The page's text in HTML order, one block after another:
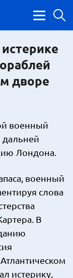
дворе
военный
дальней
Лондона.
военный
слова
В
истерику,